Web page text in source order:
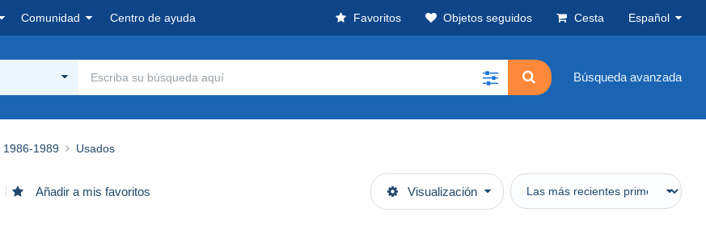
Comunidad Centro de ayuda Favoritos Objetos seguidos Cesta Español
Búsqueda avanzada
1986-1989 Usados
Añadir a mis favoritos Visualización